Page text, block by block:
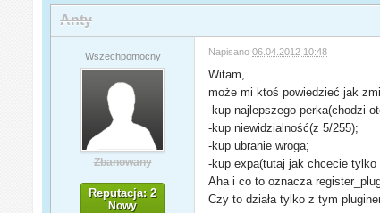
Anty
Wszechpomocny
Zbanowany
Reputacja: 2
Nowy
Napisano06.04.2012 10:48
Witam,
może mi ktoś powiedzieć jak
-kup najlepszego perka(chodzi
-kup niewidzialność(z 5/255);
-kup ubranie wroga;
-kup expa(tutaj jak chcecie
Aha i co to oznacza
Czy to działa tylko z tym